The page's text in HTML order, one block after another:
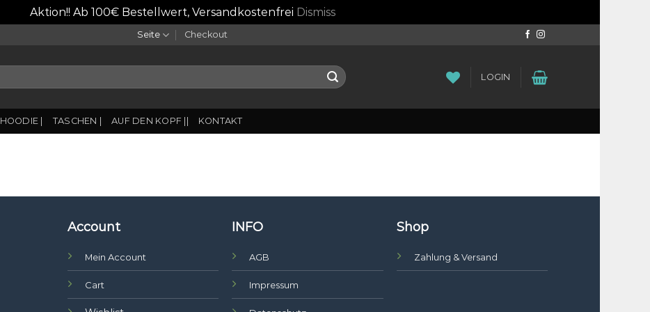
Aktion!! Ab 100€ Bestellwert, Versandkostenfrei Dismiss
Seite Checkout
LOGIN
HOODIE | TASCHEN | AUF DEN KOPF || KONTAKT
Account
Mein Account
Cart
INFO
AGB
Impressum
Shop
Zahlung & Versand